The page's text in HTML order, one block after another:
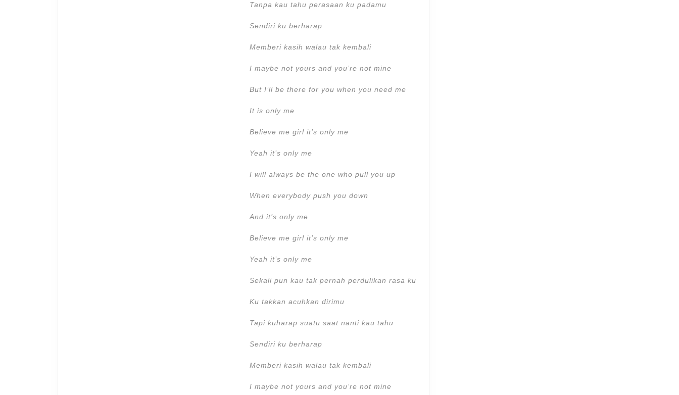
Tanpa kau tahu perasaan ku padamu
Sendiri ku berharap
Memberi kasih walau tak kembali
I maybe not yours and you’re not mine
But I’ll be there for you when you need me
It is only me
Believe me girl it’s only me
Yeah it’s only me
I will always be the one who pull you up
When everybody push you down
And it’s only me
Believe me girl it’s only me
Yeah it’s only me
Sekali pun kau tak pernah perdulikan rasa ku
Ku takkan acuhkan dirimu
Tapi kuharap suatu saat nanti kau tahu
Sendiri ku berharap
Memberi kasih walau tak kembali
I maybe not yours and you’re not mine